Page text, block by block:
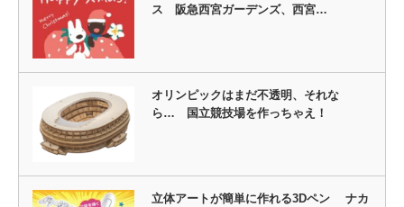
ス 阪急西宮ガーデンズ、西宮…
オリンピックはまだ不透明、それな
ら… 国立競技場を作っちゃえ！
立体アートが簡単に作れる3Dペン ナカ